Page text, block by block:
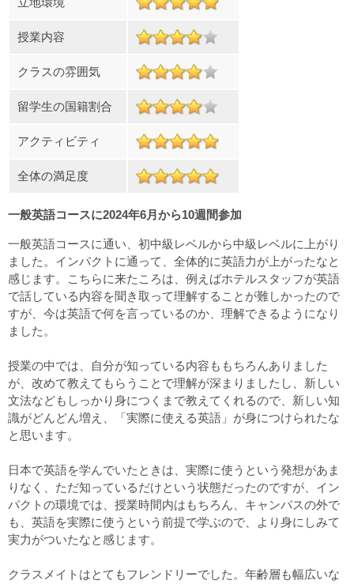
授業内容
クラスの雰囲気
留学生の国籍割合
アクティビティ
全体の満足度
一般英語コースに2024年6月から10週間参加
一般英語コースに通い、初中級レベルから中級レベルに上がり
ました。インパクトに通って、全体的に英語力が上がったなと
感じます。こちらに来たころは、例えばホテルスタッフが英語
で話している内容を聞き取って理解することが難しかったので
すが、今は英語で何を言っているのか、理解できるようになり
ました。
授業の中では、自分が知っている内容ももちろんありました
が、改めて教えてもらうことで理解が深まりましたし、新しい
文法などもしっかり身につくまで教えてくれるので、新しい知
識がどんどん増え、「実際に使える英語」が身につけられたな
と思います。
日本で英語を学んでいたときは、実際に使うという発想があま
りなく、ただ知っているだけという状態だったのですが、イン
パクトの環境では、授業時間内はもちろん、キャンパスの外で
も、英語を実際に使うという前提で学ぶので、より身にしみて
実力がついたなと感じます。
クラスメイトはとてもフレンドリーでした。年齢層も幅広いな